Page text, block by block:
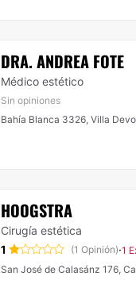
DRA. ANDREA FOTE
Médico estético
Sin opiniones
Bahía Blanca 3326, Villa
HOOGSTRA
Cirugía estética
1
(1 Opinión)·1
San José de Calasánz 176,